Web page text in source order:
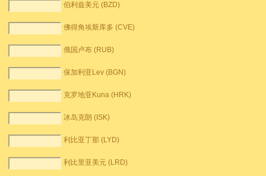
伯利兹美元 (BZD)
佛得角埃斯库多 (CVE)
俄国卢布 (RUB)
保加利亚Lev (BGN)
克罗地亚Kuna (HRK)
冰岛克朗 (ISK)
利比亚丁那 (LYD)
利比里亚美元 (LRD)